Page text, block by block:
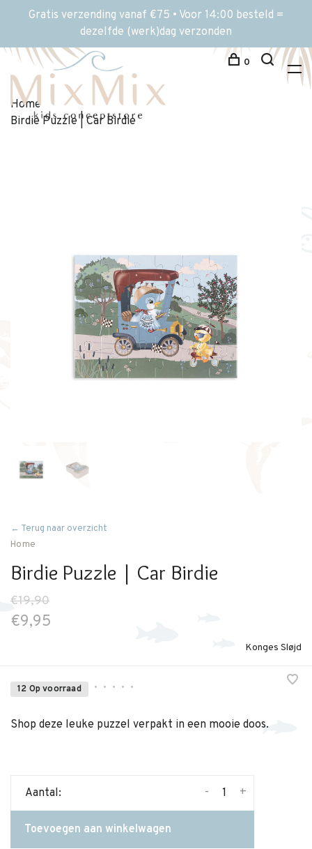
Gratis verzending vanaf €75 • Voor 14:00 besteld =
dezelfde (werk)dag verzonden
0
Home
Birdie Puzzle | Car Birdie
← Terug naar overzicht
Home
Birdie Puzzle | Car Birdie
€19,90
€9,95
Konges Sløjd
12 Op voorraad • • • • •
Shop deze leuke puzzel verpakt in een mooie doos.
Aantal: +
-
Toevoegen aan winkelwagen